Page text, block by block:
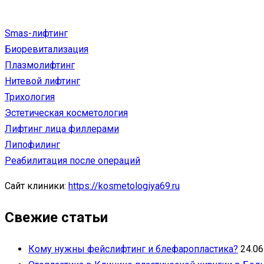
Smas-лифтинг
Биоревитализация
Плазмолифтинг
Нитевой лифтинг
Трихология
Эстетическая косметология
Лифтинг лица филлерами
Липофилинг
Реабилитация после операций
Сайт клиники: https://kosmetologiya69.ru
Свежие статьи
Кому нужны фейслифтинг и блефаропластика?